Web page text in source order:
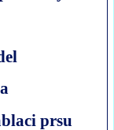
prsu